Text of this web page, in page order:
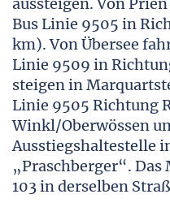
aussteigen. Von
Bus Linie 9505 in
km). Von Übersee
Linie 9509 in
steigen in
Linie 9505 Richtung
Winkl/Oberwössen
Ausstiegshaltestelle
„Praschberger“. Das
103 in derselben